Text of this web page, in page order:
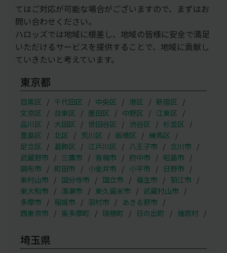
てはご対応が可能な場合がございますので、まずはお
問い合わせください。
ハロッズでは地域に根差し、地域の皆様に安全で満足
いただけるサービスを提供することで、地域に貢献し
ていきたいと考えています。
東京都
目黒区 千代田区 中央区 港区
新宿区
文京区
台東区 墨田区 中野区
江東区
品川区
大田区 世田谷区 渋谷区
杉並区
豊島区
北区 荒川区 板橋区
練馬区
足立区
葛飾区 江戸川区 八王子市
立川市
武蔵野市
三鷹市 青梅市 府中市
昭島市
調布市
町田市 小金井市 小平市
日野市
東村山市
国分寺市 国立市 福生市
狛江市
東大和市
清瀬市 東久留米市
武蔵村山市
多摩市
稲城市 羽村市
あきる野市
西東京市
奥多摩町 瑞穂町 日の出町 檜原村
埼玉県